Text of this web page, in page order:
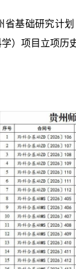
省基础研究计
）项目立项